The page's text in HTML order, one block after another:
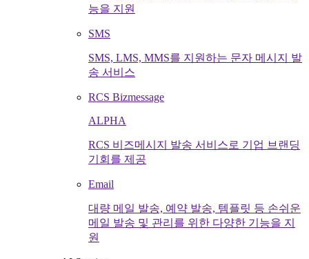
능을 지원
SMS
SMS, LMS, MMS를 지원하는 문자 메시지 발
송 서비스
RCS Bizmessage
ALPHA
RCS 비즈메시지 발송 서비스로 기업 브랜딩
기회를 제공
Email
대량 메일 발송, 예약 발송, 템플릿 등 손쉬운
메일 발송 및 관리를 위한 다양한 기능을 지
원